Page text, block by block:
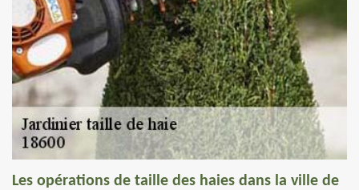
Les opérations de taille des haies dans la ville de